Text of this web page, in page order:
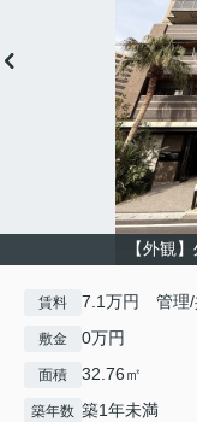
【外観
賃料 7.1万円 管理/
敷金 0万円
面積 32.76㎡
築年数 築1年未満